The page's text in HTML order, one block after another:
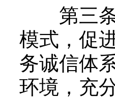
第三条
模式，促
务诚信体
环境，充